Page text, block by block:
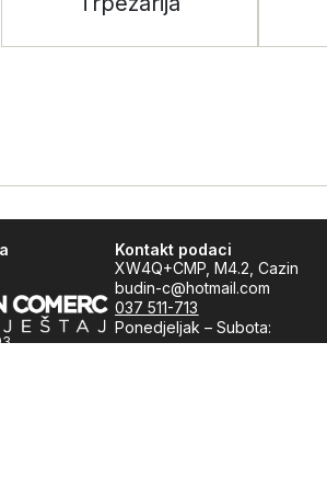
Kontakt podaci
XW4Q+CMP, M4.2, Cazin
budin-c@hotmail.com
037 511-713
Ponedjeljak – Subota: